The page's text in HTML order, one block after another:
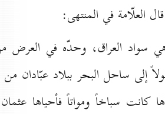
العلّامة في المنتهى:
سواد العراق، وحدّه في العرض
ساحل البحر ببلاد عبّادان
كانت سباخاً ومواتاً فأحياها